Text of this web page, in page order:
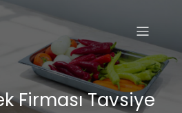
Firması Tavsiye